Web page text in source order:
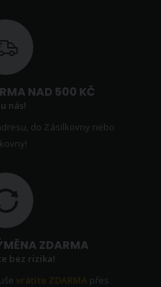
NAD 500 KČ
nás!
do Zásilkovny nebo
ZDARMA
bez rizika!
vrátíte ZDARMA přes